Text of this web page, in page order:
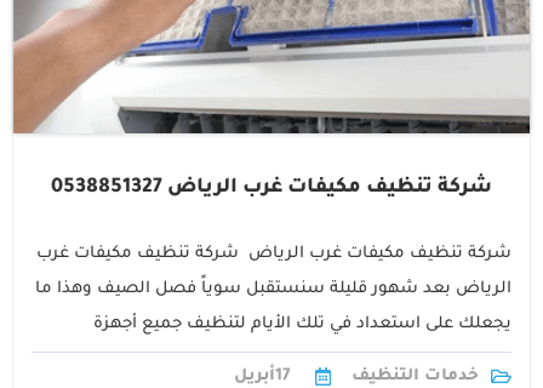
شركة تنظيف مكيفات غرب الرياض 0538851327
شركة تنظيف مكيفات غرب الرياض شركة تنظيف مكيفات غرب
الرياض بعد شهور قليلة سنستقبل سوياً فصل الصيف وهذا ما
يجعلك على استعداد في تلك الأيام لتنظيف جميع أجهزة
التكييف الموجودة1
خدمات التنظيف
17أبريل